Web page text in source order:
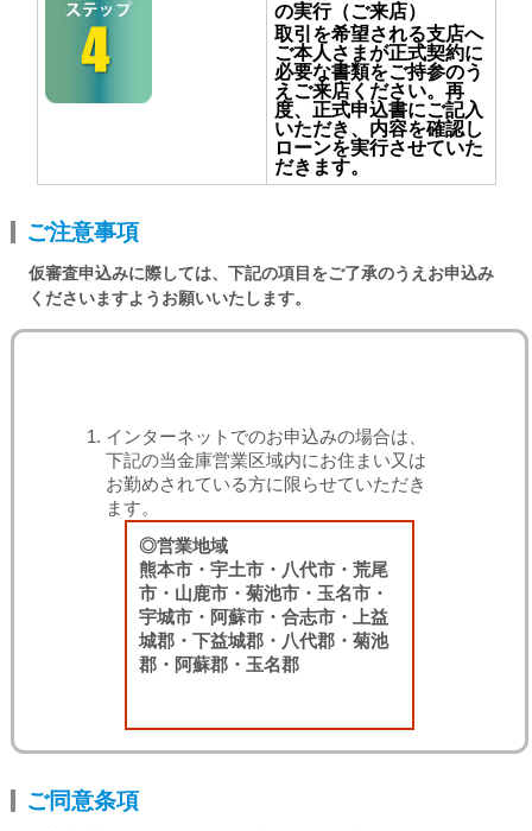
の実行（ご来店）
取引を希望される支店へ
ご本人さまが正式契約に
必要な書類をご持参のう
えご来店ください。再
度、正式申込書にご記入
いただき、内容を確認し
ローンを実行させていた
だきます。
ご注意事項
仮審査申込みに際しては、下記の項目をご了承のうえお申込み
くださいますようお願いいたします。
インターネットでのお申込みの場合は、
下記の当金庫営業区域内にお住まい又は
お勤めされている方に限らせていただき
ます。
◎営業地域
熊本市・宇土市・八代市・荒尾
市・山鹿市・菊池市・玉名市・
宇城市・阿蘇市・合志市・上益
城郡・下益城郡・八代郡・菊池
郡・阿蘇郡・玉名郡
ご同意条項